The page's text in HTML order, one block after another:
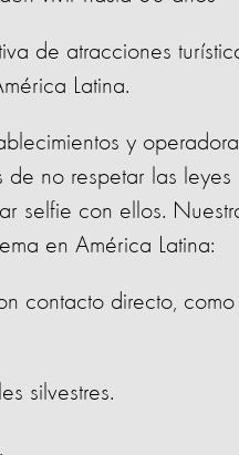
de atracciones
Latina.
y
de no respetar las leyes
selfie con ellos.
en América Latina:
contacto directo, como
silvestres.